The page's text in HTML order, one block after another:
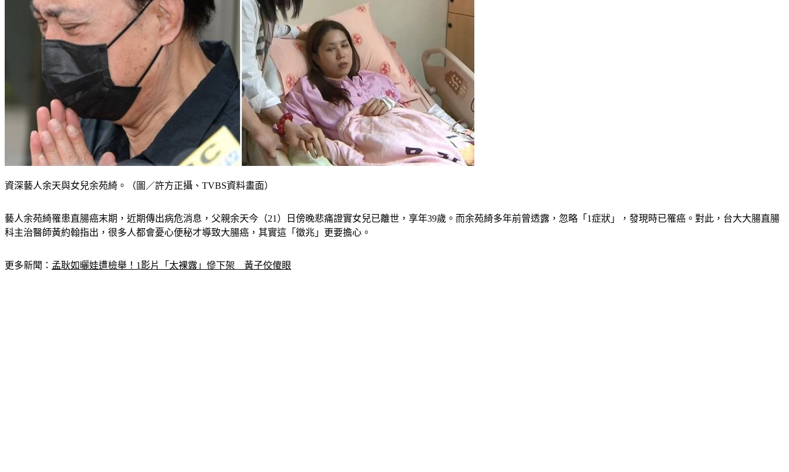
資深藝人余天與女兒余苑綺。（圖／許方正攝、TVBS資料畫面）
藝人余苑綺罹患直腸癌末期，近期傳出病危消息，父親余天今（21）日傍晚悲痛證實女兒已離世，享年39歲。而余苑綺多年前曾透露，忽略「1症狀」，發現時已罹癌。對此，台大大腸直腸
科主治醫師黃約翰指出，很多人都會憂心便秘才導致大腸癌，其實這「徵兆」更要擔心。
更多新聞： 孟耿如曬娃遭檢舉！1影片「太裸露」慘下架　黃子佼傻眼